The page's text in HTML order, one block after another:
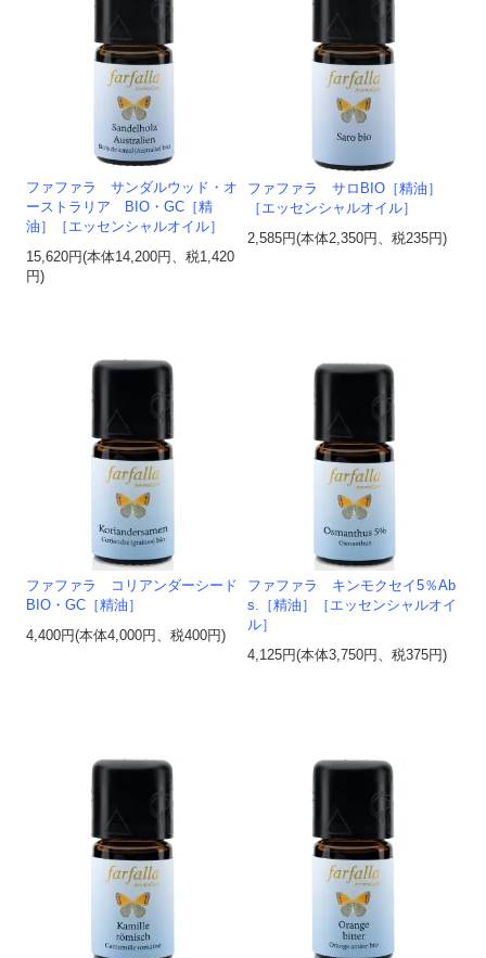
ファファラ サンダルウッド・オ
ーストラリア BIO・GC［精
油］［エッセンシャルオイル］
15,620円(本体14,200円、税1,420
円)
ファファラ サロBIO［精油］
［エッセンシャルオイル］
2,585円(本体2,350円、税235円)
ファファラ コリアンダーシード
BIO・GC［精油］
4,400円(本体4,000円、税400円)
ファファラ キンモクセイ5％Ab
s.［精油］［エッセンシャルオイ
ル］
4,125円(本体3,750円、税375円)